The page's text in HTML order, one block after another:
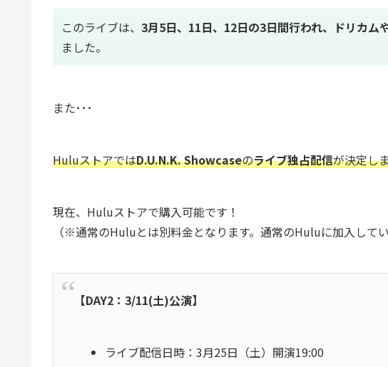
このライブは、 3月5日、11日、12日の3日間行われ、ドリカム
ました。
また･･･
HuluストアではD.U.N.K. Showcaseのライブ独占配信が決定し
現在、Huluストアで購入可能です！
（※通常のHuluとは別料金となります。通常のHuluに加入して
【DAY2：3/11(土)公演】
ライブ配信日時：3月25日（土）開演19:00